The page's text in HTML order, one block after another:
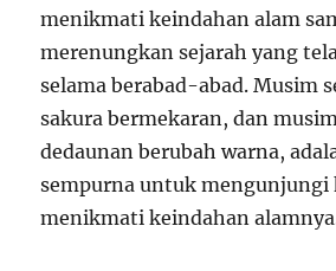
menikmati keindahan alam
merenungkan sejarah yang
selama berabad-abad. Musim
sakura bermekaran, dan
dedaunan berubah warna,
sempurna untuk mengunjungi
menikmati keindahan